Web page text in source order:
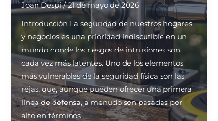
Joan Despi/21 de mayo de 2026
Introducción La seguridad de nuestros hogares
y negocios es una prioridad indiscutible en un
mundo donde los riesgos de intrusiones son
cada vez más latentes. Uno de los elementos
más vulnerables de la seguridad física son las
rejas, que, aunque pueden ofrecer una primera
línea de defensa, a menudo son pasadas por
alto en términos